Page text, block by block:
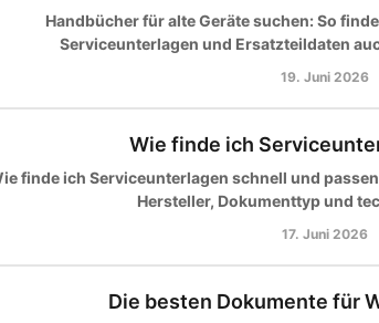
Handbücher für alte Geräte suchen: So
Serviceunterlagen und Ersatzteildaten
19. Juni 2026
Wie finde ich
finde ich Serviceunterlagen schnell und
Hersteller, Dokumenttyp und
17. Juni 2026
Die besten Dokumente für